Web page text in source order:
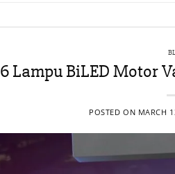
6 Lampu BiLED Motor
POSTED ON MARCH